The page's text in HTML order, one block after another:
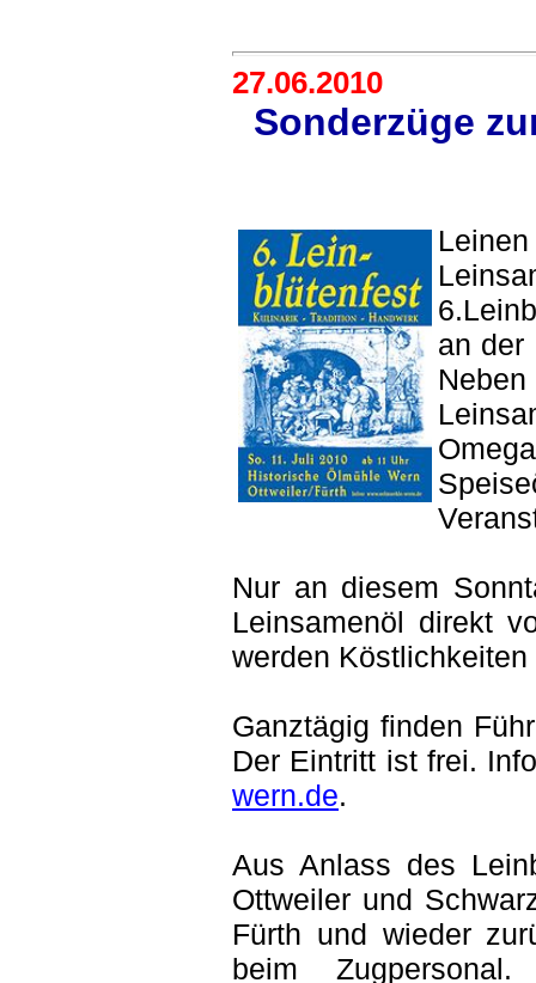
27.06.2010
Sonderzüge
an der
Nur an diesem
Leinsamenöl direkt
werden
Ganztägig finden
Der Eintritt ist frei.
wern.de.
Aus Anlass des
Ottweiler und
Fürth und wieder
beim